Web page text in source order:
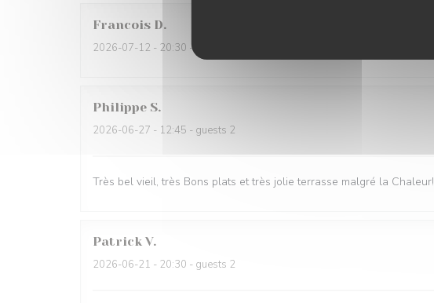
Francois D
2026-07-12 - 20:30 - guests 5
Philippe S
2026-06-27 - 12:45 - guests 2
Très bel vieil, très Bons plats et très jolie terrasse malgré la Chaleur!
Patrick V
2026-06-21 - 20:30 - guests 2